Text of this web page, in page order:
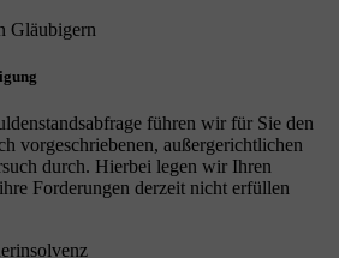
führen wir für Sie den
vorgeschriebenen, außergerichtlichen
durch. Hierbei legen wir Ihren
Forderungen derzeit nicht erfüllen